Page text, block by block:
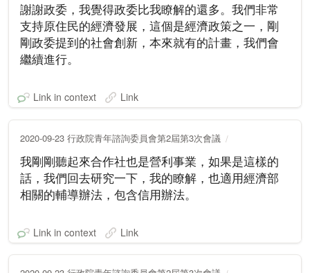
謝謝政委，我覺得政委比我瞭解的還多。我們非常
支持原住民的經濟發展，這個是經濟政策之一，剛
剛政委提到的社會創新，本來就有的計畫，我們會
繼續進行。
Link in context Link
2020-09-23 行政院青年諮詢委員會第2屆第3次會議
我剛剛聽起來合作社也是營利事業，如果是這樣的
話，我們回去研究一下，我的瞭解，也適用經濟部
相關的輔導辦法，包含信用辦法。
Link in context Link